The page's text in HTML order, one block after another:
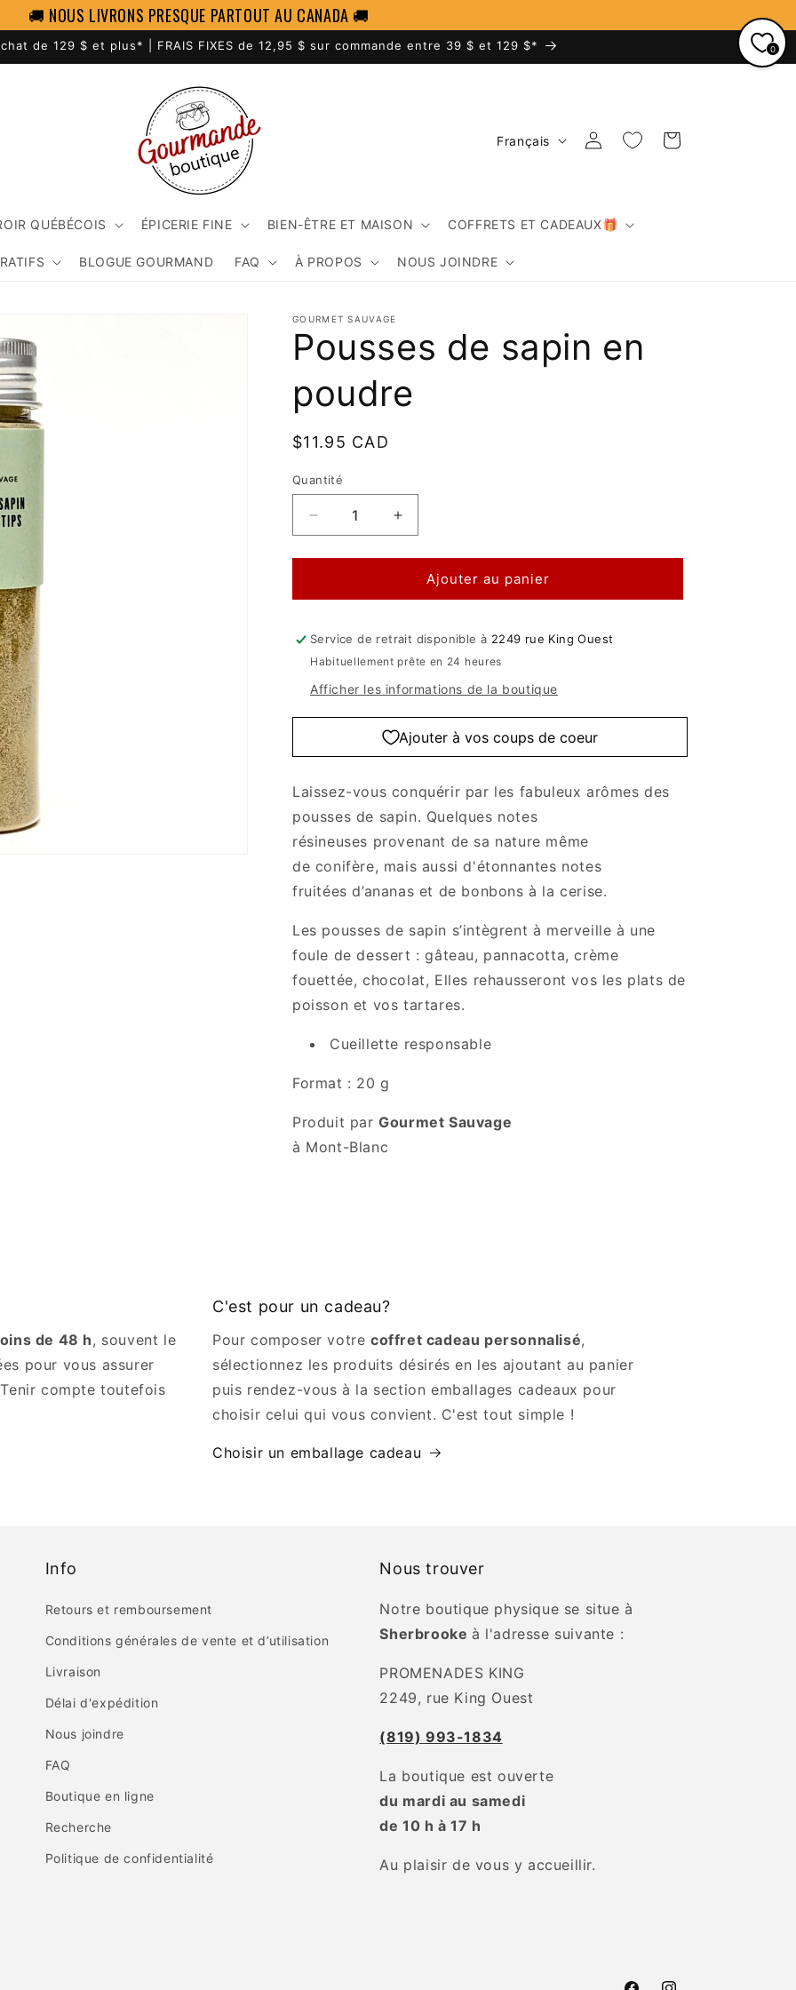
🚚 NOUS LIVRONS PRESQUE PARTOUT AU CANADA 🚚
de 129 $ et plus* | FRAIS FIXES de 12,95 $ sur commande entre 39 $ et 129 $*
QUÉBÉCOIS ÉPICERIE FINE BIEN-ÊTRE ET MAISON COFFRETS ET CADEAUX🎁
BLOGUE GOURMAND FAQ À PROPOS NOUS JOINDRE
L
g
e
Français Connexion Panier
GOURMET SAUVAGE
Pousses de sapin en
poudre
Prix
$11.95 CAD
Quantité
Quantité
Réduire
la
quantité
Pousses
sapin
en
Augmenter
la
quantité
Pousses
sapin
en
poudre
Ajouter au panier
Service de retrait disponible à 2249 rue King Ouest
Habituellement prête en 24 heures
Afficher les informations de la boutique
Ajouter à vos coups de coeur
Laissez-vous conquérir par les fabuleux arômes des
pousses de sapin. Quelques notes
résineuses provenant de sa nature même
de conifère, mais aussi d'étonnantes notes
fruitées d’ananas et de bonbons à la cerise.
Les pousses de sapin s’intègrent à merveille à une
foule de dessert : gâteau, pannacotta, crème
fouettée, chocolat, Elles rehausseront vos les plats de
poisson et vos tartares.
Cueillette responsable
Format : 20 g
Produit parGourmet Sauvage
à Mont-Blanc
de 48 h, souvent le
pour vous assurer
compte toutefois
C'est pour un cadeau?
Pour composer votre coffret cadeau personnalisé,
sélectionnez les produits désirés en les ajoutant au panier
puis rendez-vous à la section emballages cadeaux pour
choisir celui qui vous convient. C'est tout simple !
Choisir un emballage cadeau
Info
Retours et remboursement
Conditions générales de vente et d’utilisation
Livraison
Délai d'expédition
Nous joindre
FAQ
Boutique en ligne
Recherche
Politique de confidentialité
Nous trouver
Notre boutique physique se situe à
Sherbrooke à l'adresse suivante :
PROMENADES KING
2249, rue King Ouest
(819) 993-1834
La boutique est ouverte
du mardi au samedi
de 10 h à 17 h
Au plaisir de vous y accueillir.
0